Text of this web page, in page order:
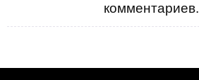
комментариев.